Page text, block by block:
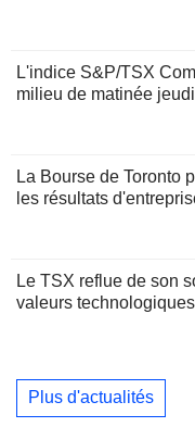
L'indice S&P/TSX
milieu de matinée jeudi
La Bourse de Toronto
les résultats
Le TSX reflue de son
valeurs
Plus d'actualités